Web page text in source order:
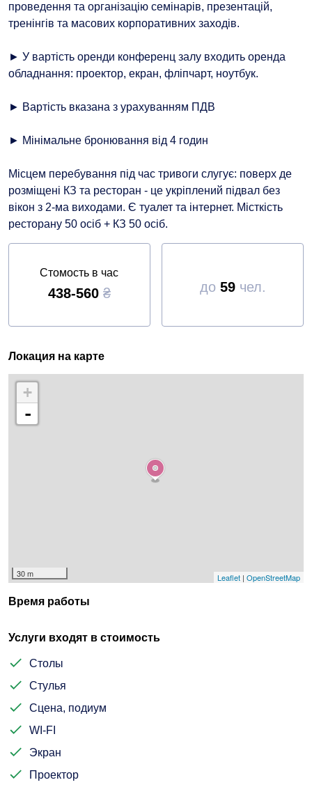
проведення та організацію семінарів, презентацій,
тренінгів та масових корпоративних заходів.
► У вартість оренди конференц залу входить оренда
обладнання: проектор, екран, фліпчарт, ноутбук.
► Вартість вказана з урахуванням ПДВ
► Мінімальне бронювання від 4 годин
Місцем перебування під час тривоги слугує: поверх де
розміщені КЗ та ресторан - це укріплений підвал без
вікон з 2-ма виходами. Є туалет та інтернет. Місткість
ресторану 50 осіб + КЗ 50 осіб.
Стомость в час
438-560₴ до 59чел.
Локация на карте
+
-
30 m Leaflet | OpenStreetMap
Время работы
Услуги входят в стоимость
Столы
Стулья
Сцена, подиум
WI-FI
Экран
Проектор